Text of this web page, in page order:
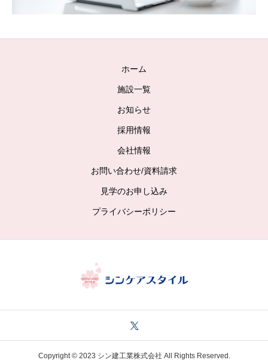
ホーム
施設一覧
お知らせ
採用情報
会社情報
お問い合わせ/資料請求
見学のお申し込み
プライバシーポリシー
Copyright © 2023 シン建工業株式会社 All Rights Reserved.